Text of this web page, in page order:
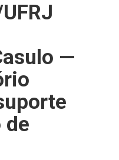
—
de